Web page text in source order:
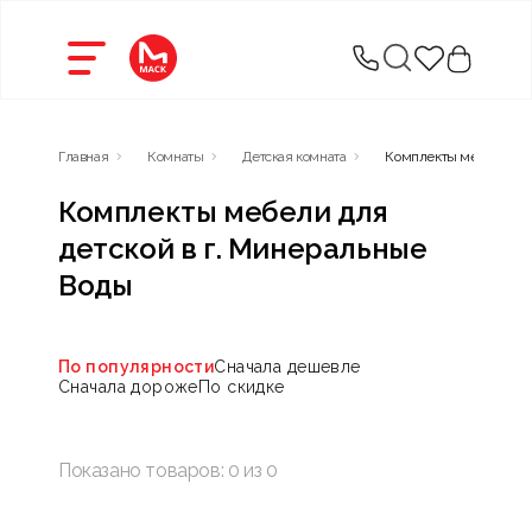
Главная Комнаты Детская комната Комплекты мебели
Комплекты мебели для
детской в г. Минеральные
Воды
По популярностиСначала дешевле
Сначала дорожеПо скидке
Показано товаров: 0 из 0